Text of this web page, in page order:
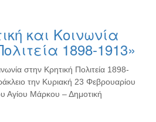
και Κοινωνία
1898-1913»
στην Κρητική Πολιτεία 1898-
την Κυριακή 23 Φεβρουαρίου
Αγίου Μάρκου – Δημοτική